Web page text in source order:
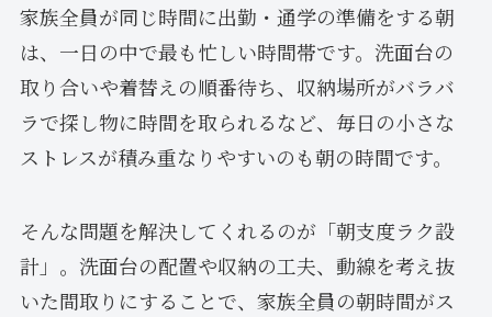
家族全員が同じ時間に出勤・通学の準備をする朝
は、一日の中で最も忙しい時間帯です。洗面台の
取り合いや着替えの順番待ち、収納場所がバラバ
ラで探し物に時間を取られるなど、毎日の小さな
ストレスが積み重なりやすいのも朝の時間です。
そんな問題を解決してくれるのが「朝支度ラク設
計」。洗面台の配置や収納の工夫、動線を考え抜
いた間取りにすることで、家族全員の朝時間がス